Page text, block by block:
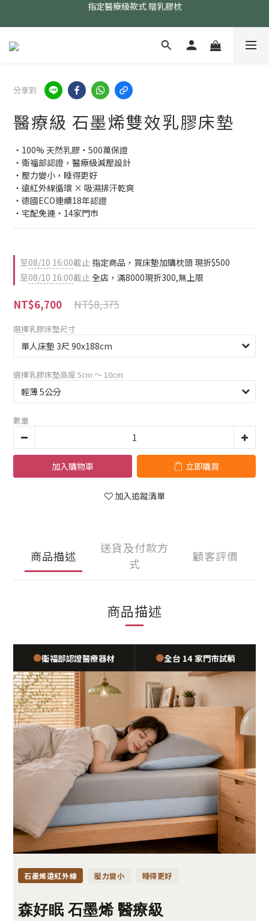
24小時AI智能客服
24小時AI智能客服
指定醫療級款式 贈乳膠枕
分享到
醫療級 石墨烯雙效乳膠床墊
・100% 天然乳膠・500萬保證
・衛福部認證，醫療級減壓設計
・壓力變小，睡得更好
・遠紅外線循環 × 吸濕排汗乾爽
・德國ECO連續18年認證
・宅配免運・14家門市
至08/10 16:00截止 指定商品，買床墊加購枕頭 現折$500
至08/10 16:00截止全店，滿8000現折300,無上限
NT$8,375
NT$6,700
選擇乳膠床墊尺寸
選擇乳膠床墊高度 5cm 〜 10cm
數量
加入購物車 立即購買
加入追蹤清單
商品描述
送貨及付款方
式
顧客評價
商品描述
●衛福部認證醫療器材 ●全台 14 家門市試躺
石墨烯遠紅外線 壓力變小 睡得更好
森好眠 石墨烯 醫療級